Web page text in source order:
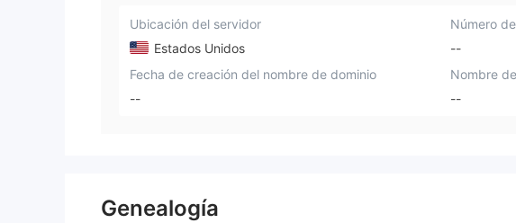
Ubicación del servidor
Estados Unidos
Número
--
Fecha de creación del nombre de dominio
--
Nombre
--
Genealogía